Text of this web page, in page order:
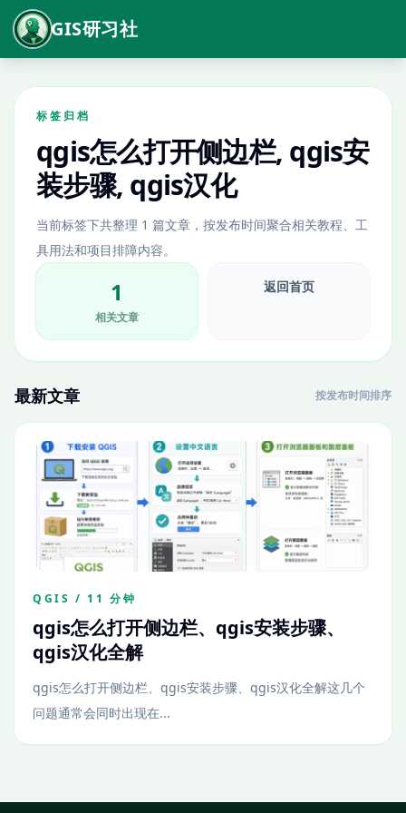
GIS研习社
标签归档
qgis怎么打开侧边栏, qgis安
装步骤, qgis汉化
当前标签下共整理 1 篇文章，按发布时间聚合相关教程、工
具用法和项目排障内容。
1
相关文章
返回首页
最新文章 按发布时间排序
QGIS / 11 分钟
qgis怎么打开侧边栏、qgis安装步骤、
qgis汉化全解
qgis怎么打开侧边栏、qgis安装步骤、qgis汉化全解这几个
问题通常会同时出现在...